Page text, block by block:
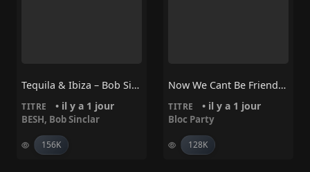
Tequila & Ibiza – Bob Sinclar, BESH
TITRE • il y a 1 jour
BESH, Bob Sinclar
156K
Now We Cant Be Friends – Bloc Party
TITRE • il y a 1 jour
Bloc Party
128K